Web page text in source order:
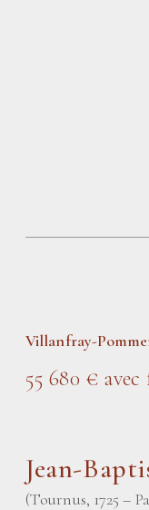
Villanfray-
55 680 € avec
Jean-
(Tournus, 1725 –